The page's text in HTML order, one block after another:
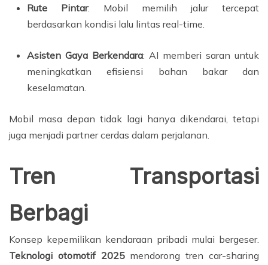
Rute Pintar: Mobil memilih jalur tercepat
berdasarkan kondisi lalu lintas real-time.
Asisten Gaya Berkendara: AI memberi saran untuk
meningkatkan efisiensi bahan bakar dan
keselamatan.
Mobil masa depan tidak lagi hanya dikendarai, tetapi
juga menjadi partner cerdas dalam perjalanan.
Tren Transportasi
Berbagi
Konsep kepemilikan kendaraan pribadi mulai bergeser.
Teknologi otomotif 2025mendorong tren car-sharing